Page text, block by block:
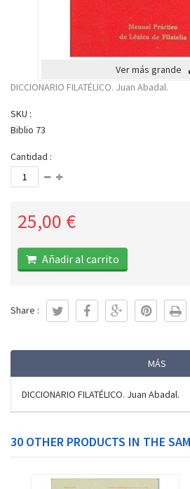
Ver más grande
DICCIONARIO FILATÉLICO. Juan Abadal.
SKU :
Biblio 73
Cantidad :
25,00 €
Añadir al carrito
Share :
MÁS
DICCIONARIO FILATÉLICO. Juan Abadal.
30 OTHER PRODUCTS IN THE